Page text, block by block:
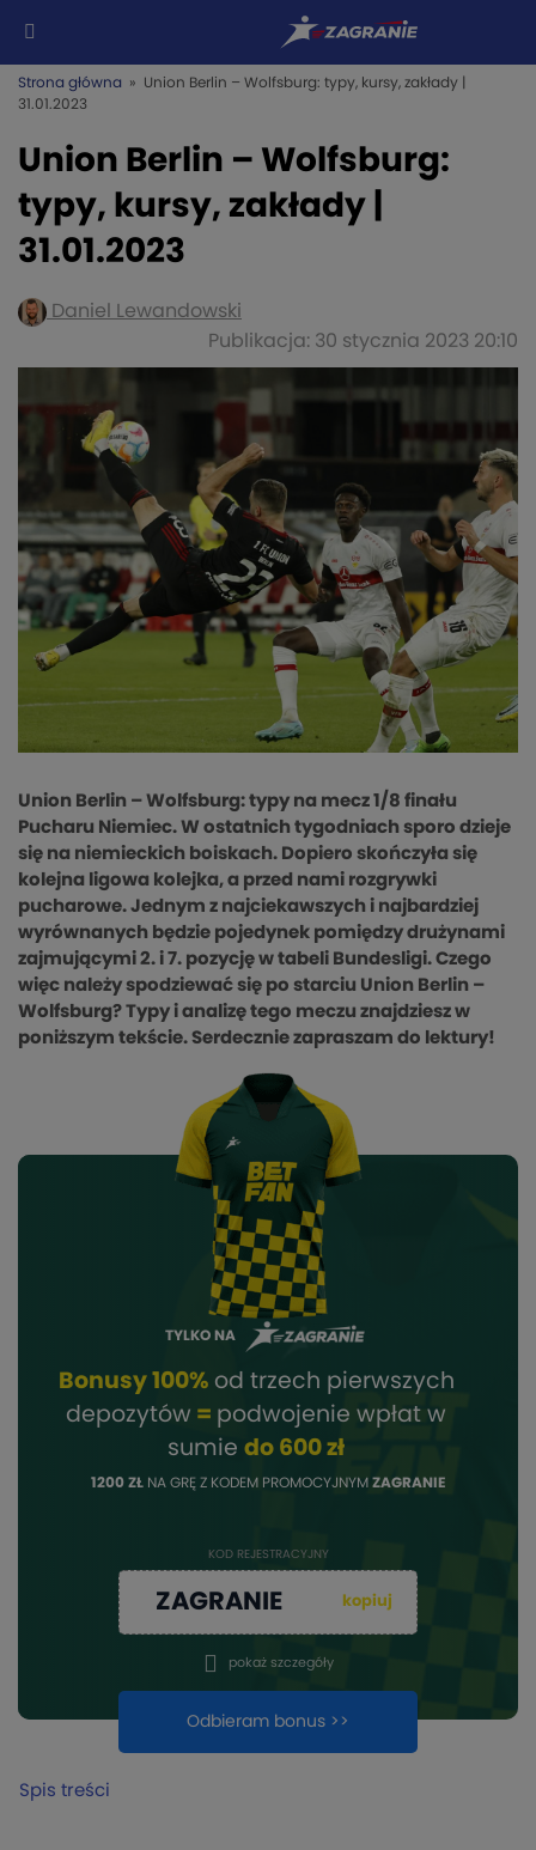
Strona główna » Union Berlin – Wolfsburg: typy, kursy, zakłady |
31.01.2023
Union Berlin – Wolfsburg:
typy, kursy, zakłady |
31.01.2023
Daniel Lewandowski
Publikacja: 30 stycznia 2023 20:10
Union Berlin – Wolfsburg: typy na mecz 1/8 finału
Pucharu Niemiec. W ostatnich tygodniach sporo dzieje
się na niemieckich boiskach. Dopiero skończyła się
kolejna ligowa kolejka, a przed nami rozgrywki
pucharowe. Jednym z najciekawszych i najbardziej
wyrównanych będzie pojedynek pomiędzy drużynami
zajmującymi 2. i 7. pozycję w tabeli Bundesligi. Czego
więc należy spodziewać się po starciu Union Berlin –
Wolfsburg? Typy i analizę tego meczu znajdziesz w
poniższym tekście. Serdecznie zapraszam do lektury!
TYLKO NA
Bonusy 100% od trzech pierwszych
depozytów = podwojenie wpłat w
sumie do 600 zł
1200 ZŁ NA GRĘ Z KODEM PROMOCYJNYM ZAGRANIE
KOD REJESTRACYJNY
ZAGRANIE kopiuj
Odbieram bonus >>
pokaż szczegóły
Spis treści